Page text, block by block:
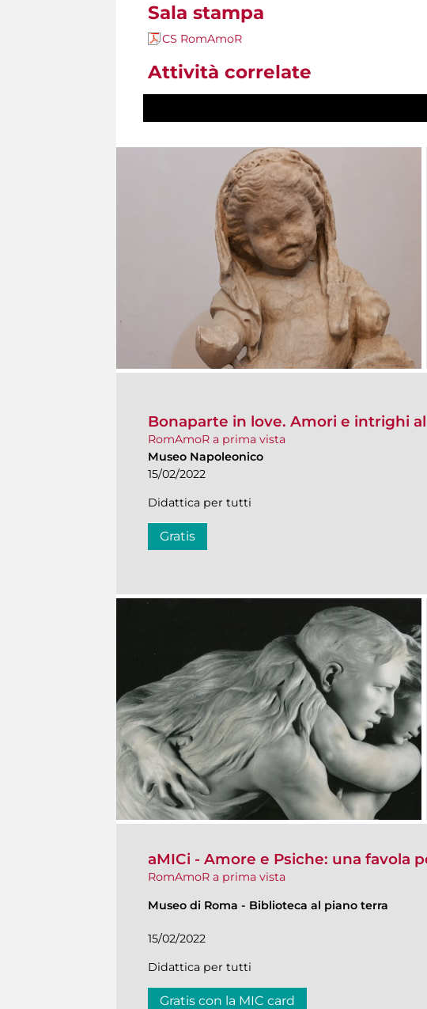
Sala stampa
CS RomAmoR
Attività correlate
Bonaparte in love. Amori e intrighi
RomAmoR a prima vista
Museo Napoleonico
15/02/2022
Didattica per tutti
Gratis
aMICi - Amore e Psiche: una favola
RomAmoR a prima vista
Museo di Roma - Biblioteca al piano terra
15/02/2022
Didattica per tutti
Gratis con la MIC card